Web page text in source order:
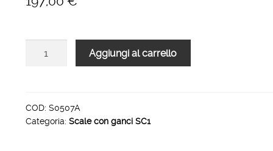
alluminio
con
Aggiungi al carrello
COD: S0507A
Categoria: Scale con ganci SC1